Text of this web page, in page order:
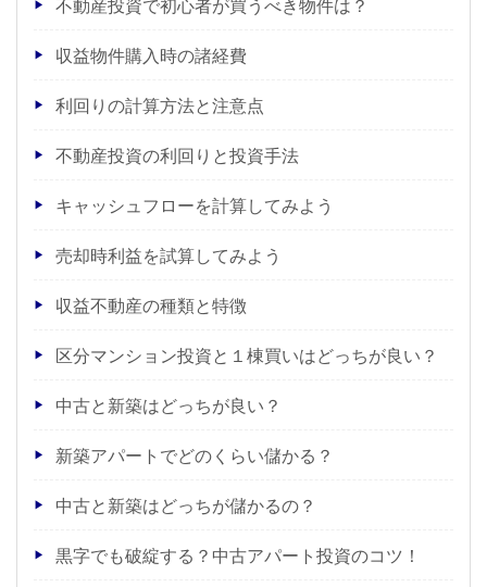
収益物件購入時の諸経費
利回りの計算方法と注意点
不動産投資の利回りと投資手法
キャッシュフローを計算してみよう
売却時利益を試算してみよう
収益不動産の種類と特徴
区分マンション投資と１棟買いはどっちが良い？
中古と新築はどっちが良い？
新築アパートでどのくらい儲かる？
中古と新築はどっちが儲かるの？
黒字でも破綻する？中古アパート投資のコツ！